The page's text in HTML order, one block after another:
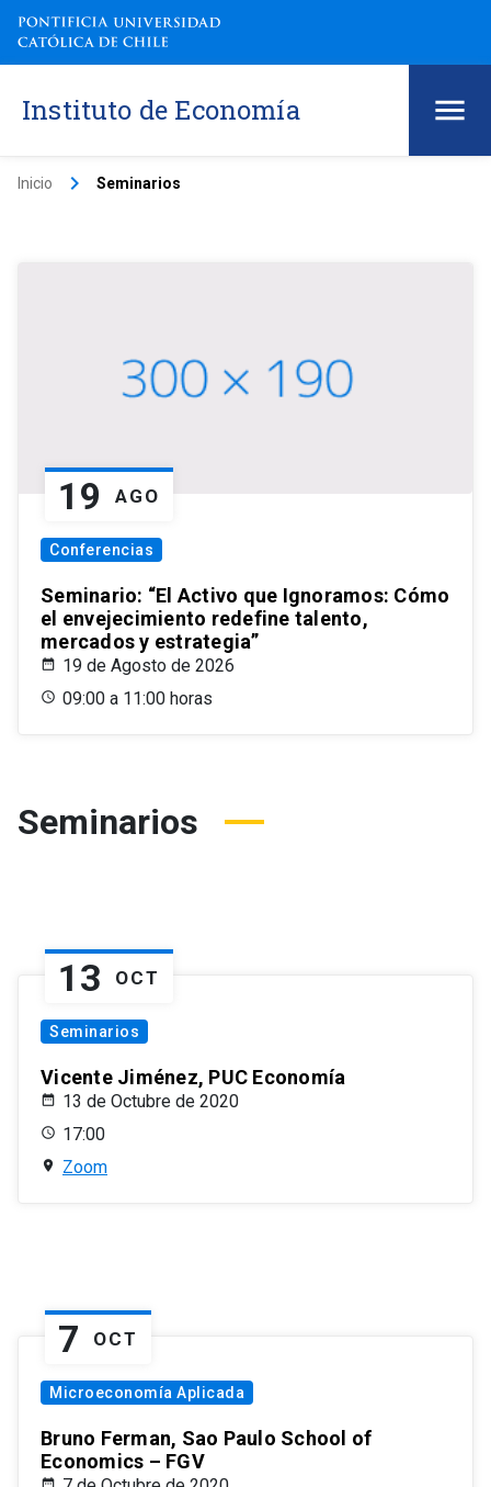
Instituto de Economía
Inicio keyboard_arrow_right Seminarios
19 AGO
Conferencias
Seminario: “El Activo que Ignoramos: Cómo
el envejecimiento redefine talento,
mercados y estrategia”
19 de Agosto de 2026
09:00 a 11:00 horas
Seminarios
13 OCT
Seminarios
Vicente Jiménez, PUC Economía
13 de Octubre de 2020
17:00
Zoom
7 OCT
Microeconomía Aplicada
Bruno Ferman, Sao Paulo School of
Economics – FGV